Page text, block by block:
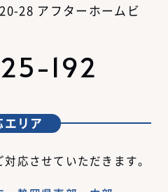
28 アフターホームビ
192
エリア
応させていただきます。